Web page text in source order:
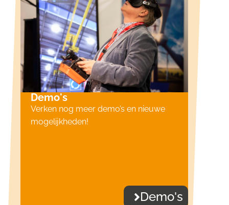
Demo's
Verken nog meer demo’s en nieuwe
mogelijkheden!
Demo's